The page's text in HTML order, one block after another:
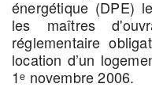
énergétique (DPE)
les maîtres
réglementaire
location d’un
1ᵉ novembre 2006.